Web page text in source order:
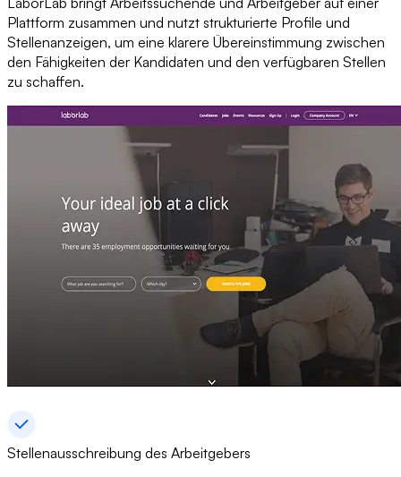
Plattform zusammen und nutzt strukturierte Profile und
Stellenanzeigen, um eine klarere Übereinstimmung zwischen
den Fähigkeiten der Kandidaten und den verfügbaren Stellen
zu schaffen.
Stellenausschreibung des Arbeitgebers